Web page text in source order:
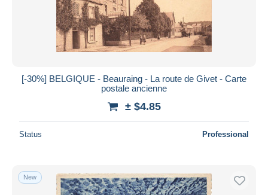
[-30%] BELGIQUE - Beauraing - La route de Givet - Carte
postale ancienne
± $4.85
Status Professional
New